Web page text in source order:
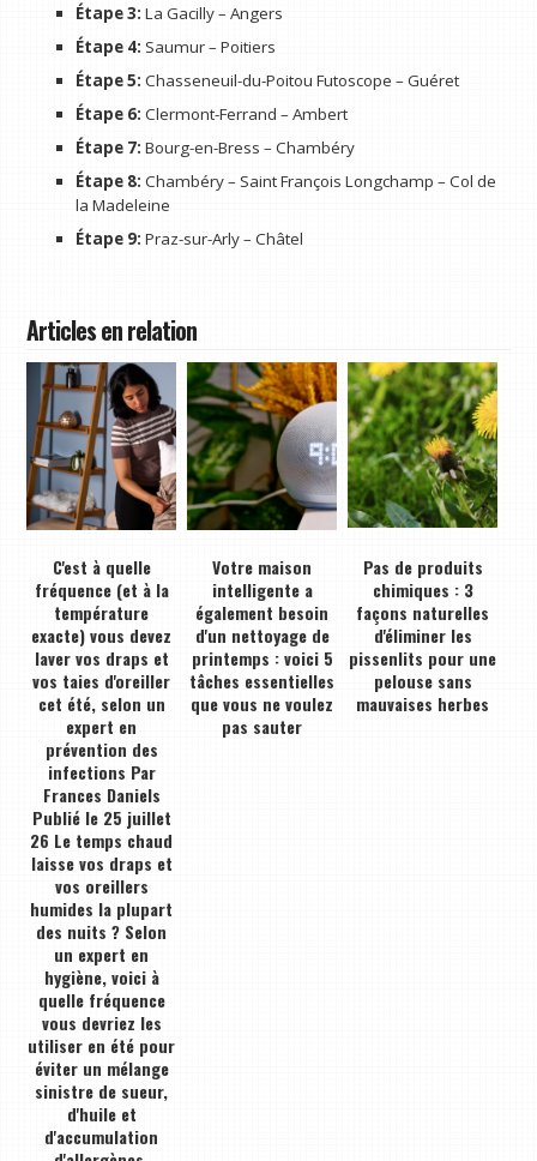
Étape 3: La Gacilly – Angers
Étape 4: Saumur – Poitiers
Étape 5: Chasseneuil-du-Poitou Futoscope – Guéret
Étape 6: Clermont-Ferrand – Ambert
Étape 7: Bourg-en-Bress – Chambéry
Étape 8: Chambéry – Saint François Longchamp – Col de
la Madeleine
Étape 9: Praz-sur-Arly – Châtel
Articles en relation
C'est à quelle
fréquence (et à la
température
exacte) vous devez
laver vos draps et
vos taies d'oreiller
cet été, selon un
expert en
prévention des
infections Par
Frances Daniels
Publié le 25 juillet
26 Le temps chaud
laisse vos draps et
vos oreillers
humides la plupart
des nuits ? Selon
un expert en
hygiène, voici à
quelle fréquence
vous devriez les
utiliser en été pour
éviter un mélange
sinistre de sueur,
d'huile et
d'accumulation
Votre maison
intelligente a
également besoin
d'un nettoyage de
printemps : voici 5
tâches essentielles
que vous ne voulez
pas sauter
Pas de produits
chimiques : 3
façons naturelles
d'éliminer les
pissenlits pour une
pelouse sans
mauvaises herbes